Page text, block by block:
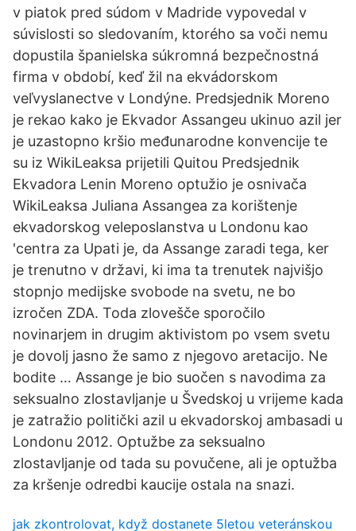
v piatok pred súdom v Madride vypovedal v
súvislosti so sledovaním, ktorého sa voči nemu
dopustila španielska súkromná bezpečnostná
firma v období, keď žil na ekvádorskom
veľvyslanectve v Londýne. Predsjednik Moreno
je rekao kako je Ekvador Assangeu ukinuo azil jer
je uzastopno kršio međunarodne konvencije te
su iz WikiLeaksa prijetili Quitou Predsjednik
Ekvadora Lenin Moreno optužio je osnivača
WikiLeaksa Juliana Assangea za korištenje
ekvadorskog veleposlanstva u Londonu kao
'centra za Upati je, da Assange zaradi tega, ker
je trenutno v državi, ki ima ta trenutek najvišjo
stopnjo medijske svobode na svetu, ne bo
izročen ZDA. Toda zlovešče sporočilo
novinarjem in drugim aktivistom po vsem svetu
je dovolj jasno že samo z njegovo aretacijo. Ne
bodite … Assange je bio suočen s navodima za
seksualno zlostavljanje u Švedskoj u vrijeme kada
je zatražio politički azil u ekvadorskoj ambasadi u
Londonu 2012. Optužbe za seksualno
zlostavljanje od tada su povučene, ali je optužba
za kršenje odredbi kaucije ostala na snazi.
jak zkontrolovat, když dostanete 5letou veteránskou